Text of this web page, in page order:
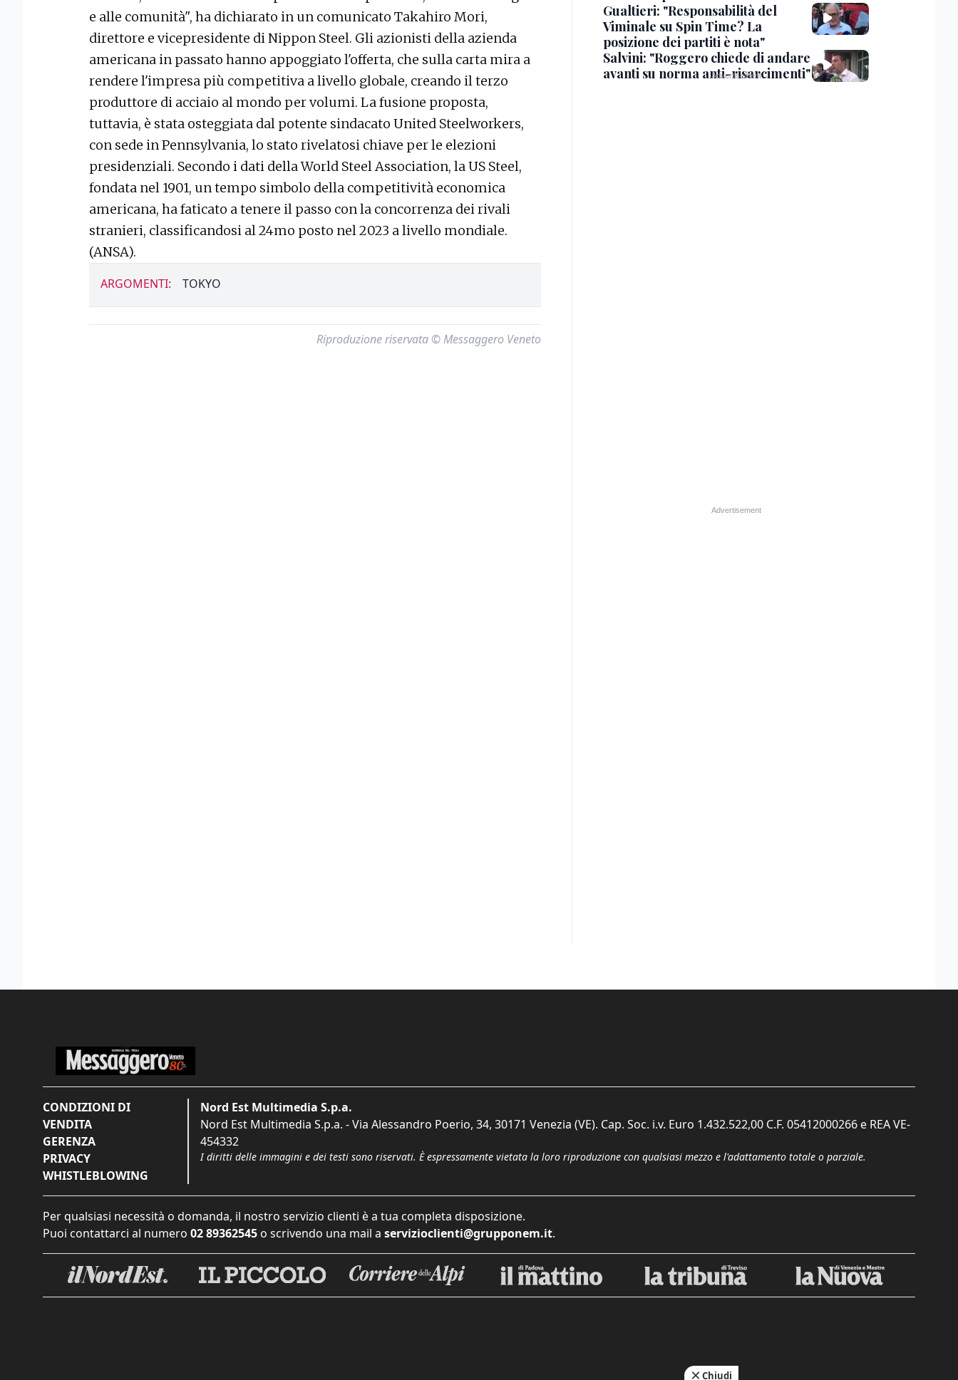
e alle comunità", ha dichiarato in un comunicato Takahiro Mori,
direttore e vicepresidente di Nippon Steel. Gli azionisti della azienda
americana in passato hanno appoggiato l'offerta, che sulla carta mira a
rendere l'impresa più competitiva a livello globale, creando il terzo
produttore di acciaio al mondo per volumi. La fusione proposta,
tuttavia, è stata osteggiata dal potente sindacato United Steelworkers,
con sede in Pennsylvania, lo stato rivelatosi chiave per le elezioni
presidenziali. Secondo i dati della World Steel Association, la US Steel,
fondata nel 1901, un tempo simbolo della competitività economica
americana, ha faticato a tenere il passo con la concorrenza dei rivali
stranieri, classificandosi al 24mo posto nel 2023 a livello mondiale.
(ANSA).
ARGOMENTI: TOKYO
Riproduzione riservata © Messaggero Veneto
Gualtieri: "Responsabilità del
Viminale su Spin Time? La
posizione dei partiti è nota"
Salvini: "Roggero chiede di andare
avanti su norma anti-risarcimenti"
CONDIZIONI DI
VENDITA
GERENZA
PRIVACY
WHISTLEBLOWING
Nord Est Multimedia S.p.a.
Nord Est Multimedia S.p.a. - Via Alessandro Poerio, 34, 30171 Venezia (VE). Cap. Soc. i.v. Euro 1.432.522,00 C.F. 05412000266 e REA VE-
454332
I diritti delle immagini e dei testi sono riservati. È espressamente vietata la loro riproduzione con qualsiasi mezzo e l'adattamento totale o parziale.
Per qualsiasi necessità o domanda, il nostro servizio clienti è a tua completa disposizione.
Puoi contattarci al numero 02 89362545 o scrivendo una mail a servizioclienti@grupponem.it.
Chiudi